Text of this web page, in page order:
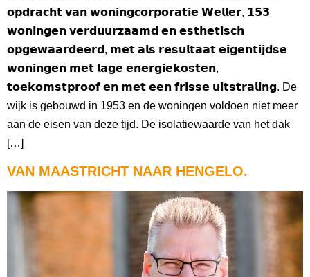
𝗼𝗽𝗱𝗿𝗮𝗰𝗵𝘁 𝘃𝗮𝗻 𝘄𝗼𝗻𝗶𝗻𝗴𝗰𝗼𝗿𝗽𝗼𝗿𝗮𝘁𝗶𝗲 𝗪𝗲𝗹𝗹𝗲𝗿, 𝟭𝟱𝟯
𝘄𝗼𝗻𝗶𝗻𝗴𝗲𝗻 𝘃𝗲𝗿𝗱𝘂𝘂𝗿𝘇𝗮𝗮𝗺𝗱 𝗲𝗻 𝗲𝘀𝘁𝗵𝗲𝘁𝗶𝘀𝗰𝗵
𝗼𝗽𝗴𝗲𝘄𝗮𝗮𝗿𝗱𝗲𝗲𝗿𝗱, 𝗺𝗲𝘁 𝗮𝗹𝘀 𝗿𝗲𝘀𝘂𝗹𝘁𝗮𝗮𝘁 𝗲𝗶𝗴𝗲𝗻𝘁𝗶𝗷𝗱𝘀𝗲
𝘄𝗼𝗻𝗶𝗻𝗴𝗲𝗻 𝗺𝗲𝘁 𝗹𝗮𝗴𝗲 𝗲𝗻𝗲𝗿𝗴𝗶𝗲𝗸𝗼𝘀𝘁𝗲𝗻,
𝘁𝗼𝗲𝗸𝗼𝗺𝘀𝘁𝗽𝗿𝗼𝗼𝗳 𝗲𝗻 𝗺𝗲𝘁 𝗲𝗲𝗻 𝗳𝗿𝗶𝘀𝘀𝗲 𝘂𝗶𝘁𝘀𝘁𝗿𝗮𝗹𝗶𝗻𝗴. De
wijk is gebouwd in 1953 en de woningen voldoen niet meer
aan de eisen van deze tijd. De isolatiewaarde van het dak
[…]
VAN MAASTRICHT NAAR HENGELO.